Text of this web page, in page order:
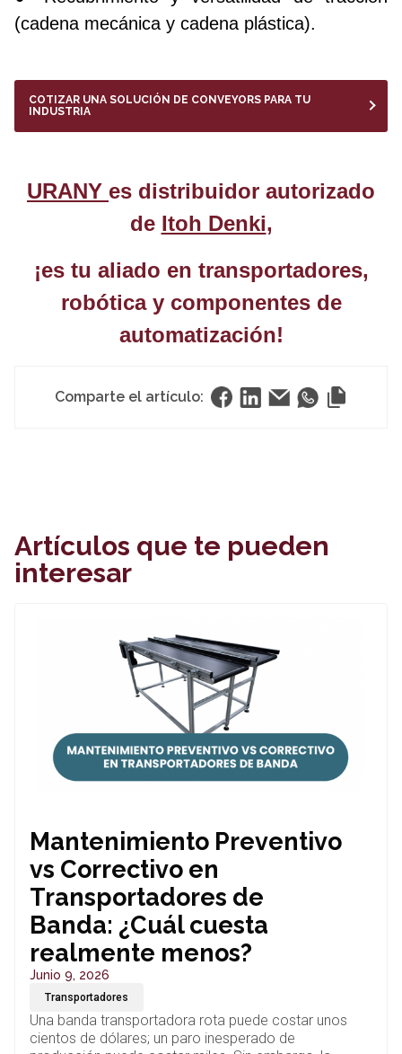
(cadena mecánica y cadena plástica).
COTIZAR UNA SOLUCIÓN DE CONVEYORS PARA TU
INDUSTRIA
URANY es distribuidor autorizado
de Itoh Denki,
¡es tu aliado en transportadores,
robótica y componentes de
automatización!
Comparte el artículo:
Artículos que te pueden
interesar
Mantenimiento Preventivo
vs Correctivo en
Transportadores de
Banda: ¿Cuál cuesta
realmente menos?
Junio 9, 2026
Transportadores
Una banda transportadora rota puede costar unos
cientos de dólares; un paro inesperado de